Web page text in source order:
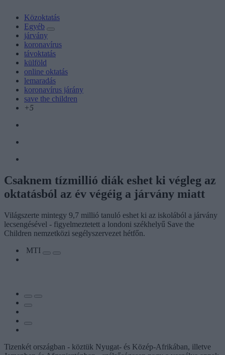
Közoktatás
Egyéb
járvány
koronavírus
távoktatás
külföld
online oktatás
lemaradás
koronavírus járány
save the children
+5
Csaknem tízmillió diák eshet ki végleg az
oktatásból az év végéig a járvány miatt
Világszerte mintegy 9,7 millió tanuló eshet ki az iskolából a járvány
lecsengésével - figyelmeztetett a londoni székhelyű Save the
Children nemzetközi segélyszervezet hétfőn.
MTI
Tizenkét országban - köztük Nyugat- és Közép-Afrikában, illetve